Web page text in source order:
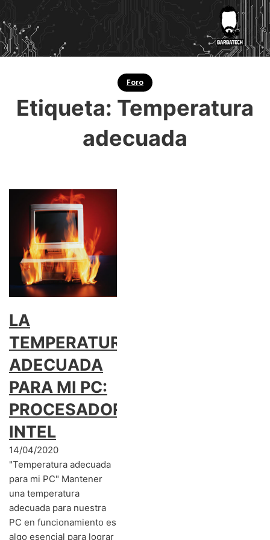
Foro
Etiqueta: Temperatura
adecuada
LA
TEMPERATURA
ADECUADA
PARA MI PC:
PROCESADORES
INTEL
14/04/2020
"Temperatura adecuada
para mi PC" Mantener
una temperatura
adecuada para nuestra
PC en funcionamiento es
algo esencial para lograr